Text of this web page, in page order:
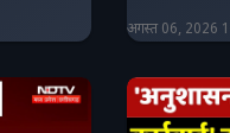
अगस्त 06, 2026